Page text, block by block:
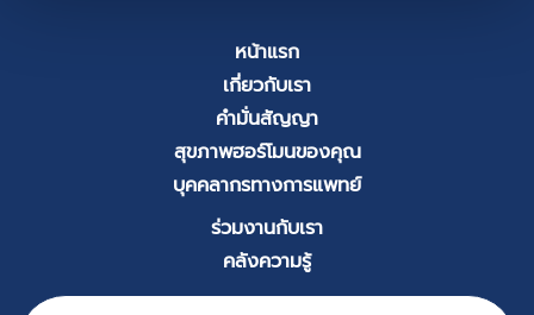
หน้าแรก
เกี่ยวกับเรา
คำมั่นสัญญา
สุขภาพฮอร์โมนของคุณ
บุคคลากรทางการแพทย์
ร่วมงานกับเรา
คลังความรู้